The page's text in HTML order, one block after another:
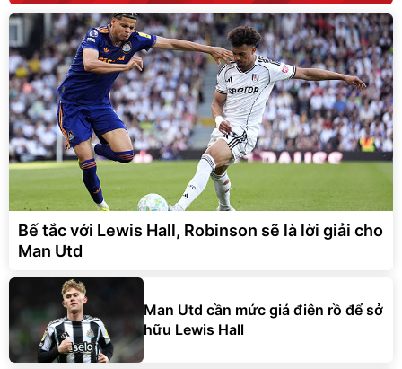
Bế tắc với Lewis Hall, Robinson sẽ là lời giải cho
Man Utd
Man Utd cần mức giá điên rồ để sở
hữu Lewis Hall